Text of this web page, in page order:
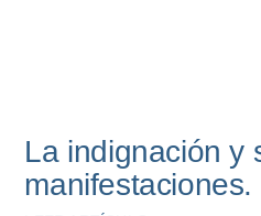
La indignación y
manifestaciones.